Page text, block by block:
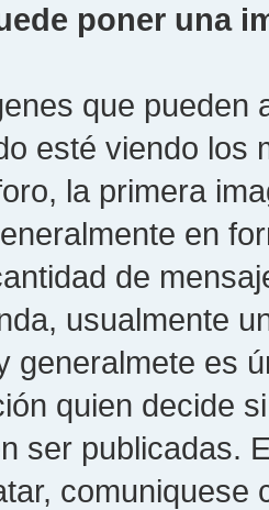
poner una
que pueden
esté viendo los
la primera
en
de
usualmente
generalmete es
quien decide
ser publicadas.
comuniquese